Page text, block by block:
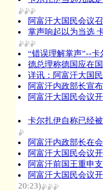
阿富汗大国民会议
掌声响起以为当选
“错误理解掌声”--
德总理称德国应在
详讯：阿富汗大国
阿富汗内政部长宣
阿富汗大国民会议
卡尔扎伊自称已经
阿富汗内政部长在
阿富汗大国民会议
阿富汗前国王重申
阿富汗大国民会议
20:23)